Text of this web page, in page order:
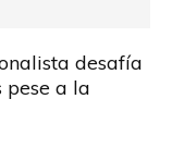
desafía
pese a la